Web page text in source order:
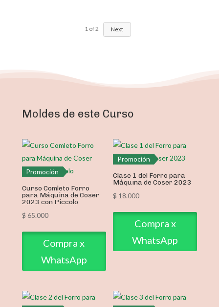
1 of2 Next
Moldes de este Curso
Promoción
Curso Comleto Forro
para Máquina de Coser
2023 con Piccolo
$ 65.000
Compra x
WhatsApp
Promoción
Clase 1 del Forro para
Máquina de Coser 2023
$ 18.000
Compra x
WhatsApp